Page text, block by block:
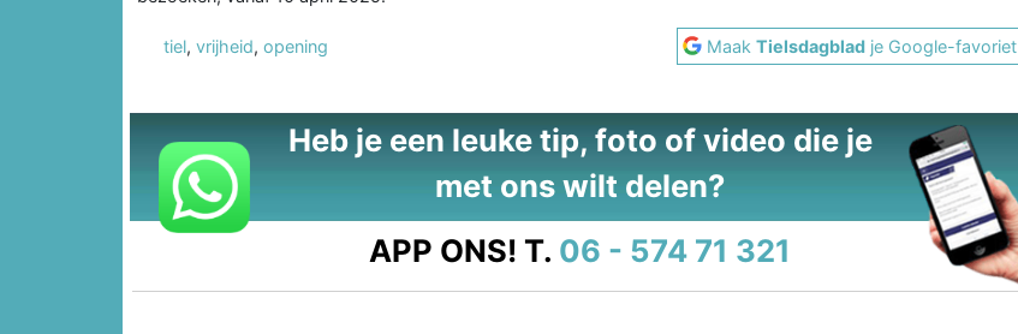
tiel, vrijheid, opening MaakTielsdagblad je Google-favoriet
Heb je een leuke tip, foto of video die je
met ons wilt delen?
APP ONS! T. 06 - 574 71 321